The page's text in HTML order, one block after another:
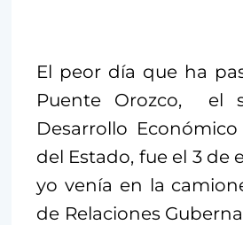
El peor día que ha
Puente Orozco, el
Desarrollo
del Estado, fue el 3 de
yo venía en la
de Relaciones